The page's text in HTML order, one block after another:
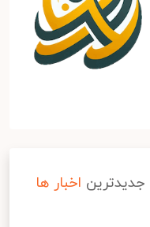
جدیدترین اخبار ها